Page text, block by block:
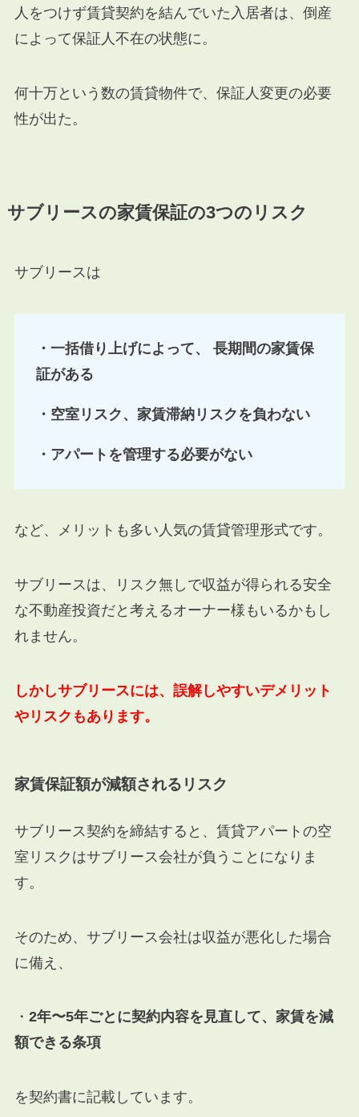
人をつけず賃貸契約を結んでいた入居者は、倒産
によって保証人不在の状態に。
何十万という数の賃貸物件で、保証人変更の必要
性が出た。
サブリースの家賃保証の3つのリスク
サブリースは
・一括借り上げによって、
長期間の家賃保
証がある
・空室リスク、家賃滞納リスクを負わない
・アパートを管理する必要がない
など、メリットも多い人気の賃貸管理形式です。
サブリースは、リスク無しで収益が得られる安全
な不動産投資だと考えるオーナー様もいるかもし
れません。
しかしサブリースには、誤解しやすいデメリット
やリスクもあります。
家賃保証額が減額されるリスク
サブリース契約を締結すると、賃貸アパートの空
室リスクはサブリース会社が負うことになりま
す。
そのため、サブリース会社は収益が悪化した場合
に備え、
・ 2年〜5年ごとに契約内容を見直して、家賃を減
額できる条項
を契約書に記載しています。